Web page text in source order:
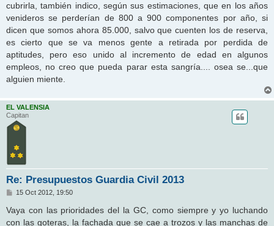
cubrirla, también indico, según sus estimaciones, que en los años
venideros se perderían de 800 a 900 componentes por año, si
dicen que somos ahora 85.000, salvo que cuenten los de reserva,
es cierto que se va menos gente a retirada por perdida de
aptitudes, pero eso unido al incremento de edad en algunos
empleos, no creo que pueda parar esta sangría.... osea se...que
alguien miente.
EL VALENSIA
Capitan
Re: Presupuestos Guardia Civil 2013
M
n
s
a
15 Oct 2012, 19:50
Vaya con las prioridades del la GC, como siempre y yo luchando
con las goteras, la fachada que se cae a trozos y las manchas de